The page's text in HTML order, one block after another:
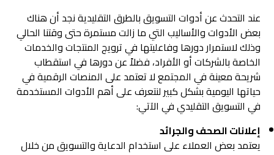
عند التحدث عن أدوات التسويق بالطرق التقليدية نجد أن هناك
بعض الأدوات والأساليب التي ما زالت مستمرة حتى وقتنا الحالي
وذلك لاستمرار دورها وفاعليتها في ترويج المنتجات والخدمات
الخاصة بالشركات أو الأفراد، فضلاً عن دورها في استقطاب
شريحة معينة في المجتمع لا تعتمد على المنصات الرقمية في
حياتها اليومية بشكل كبير لنتعرف على أهم الأدوات المستخدمة
في التسويق التقليدي في الآتي:
إعلانات الصحف والجرائد
يعتمد بعض العملاء على استخدام الدعاية والتسويق من خلال